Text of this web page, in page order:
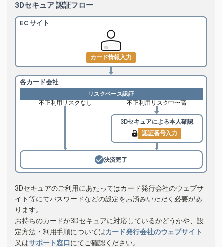
3Dセキュア 認証フロー
EC サイト
カード情報入力
各カード会社
リスクベース認証
不正利用リスクなし 不正利用リスク中〜高
3Dセキュアによる本人確認
認証番号入力
決済完了
3Dセキュアのご利用にあたってはカード発行会社のウェブサ
イト等にてパスワードなどの設定をお済みいただく必要があ
ります。
お持ちのカードが3Dセキュアに対応しているかどうかや、設
定方法・利用手順についてはカード発行会社のウェブサイト
又はサポート窓口にてご確認ください。